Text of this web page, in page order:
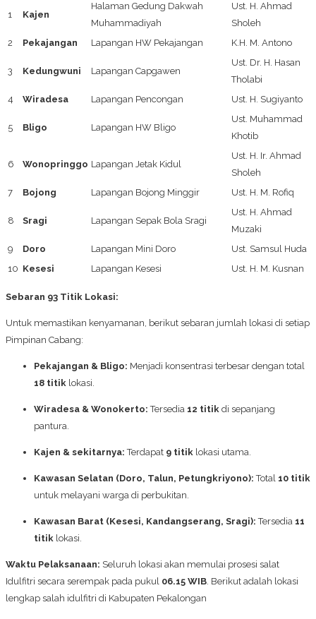
1 Kajen
Halaman Gedung Dakwah
Muhammadiyah
Ust. H. Ahmad
Sholeh
2
Pekajangan Lapangan HW Pekajangan K.H. M. Antono
3 Kedungwuni Lapangan Capgawen
Ust. Dr. H. Hasan
Tholabi
4
Wiradesa Lapangan Pencongan Ust. H. Sugiyanto
5 Bligo Lapangan HW Bligo
Ust. Muhammad
Khotib
6 Wonopringgo Lapangan Jetak Kidul
Ust. H. Ir. Ahmad
Sholeh
7
Bojong Lapangan Bojong Minggir Ust. H. M. Rofiq
8 Sragi Lapangan Sepak Bola Sragi
Ust. H. Ahmad
Muzaki
9
Doro Lapangan Mini Doro
Ust. Samsul Huda
10 Kesesi Lapangan Kesesi Ust. H. M. Kusnan
Sebaran 93 Titik Lokasi:
Untuk memastikan kenyamanan, berikut sebaran jumlah lokasi di setiap
Pimpinan Cabang:
Pekajangan & Bligo: Menjadi konsentrasi terbesar dengan total
18 titik lokasi.
Wiradesa & Wonokerto: Tersedia 12 titik di sepanjang
pantura.
Kajen & sekitarnya: Terdapat 9 titik lokasi utama.
Kawasan Selatan (Doro, Talun, Petungkriyono): Total 10 titik
untuk melayani warga di perbukitan.
Kawasan Barat (Kesesi, Kandangserang, Sragi): Tersedia 11
titik lokasi.
Waktu Pelaksanaan: Seluruh lokasi akan memulai prosesi salat
Idulfitri secara serempak pada pukul 06.15 WIB. Berikut adalah lokasi
lengkap salah idulfitri di Kabupaten Pekalongan